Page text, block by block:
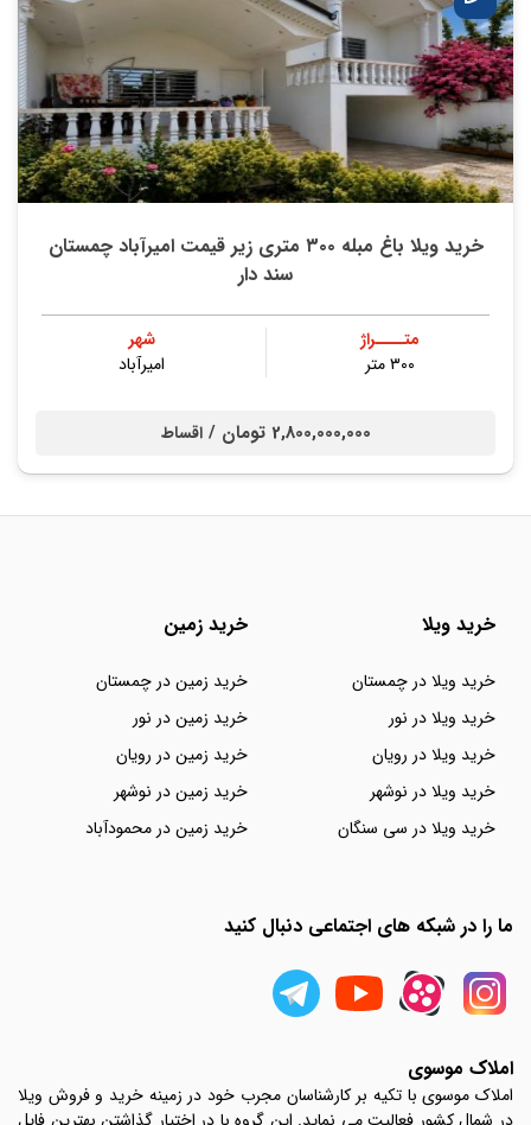
خرید ویلا باغ مبله ۳۰۰ متری زیر قیمت امیرآباد چمستان
سند دار
متــــراژ
۳۰۰ متر
شهر
امیرآباد
2,800,000,000 تومان / اقساط
خرید ویلا
خرید ویلا در چمستان
خرید ویلا در نور
خرید ویلا در رویان
خرید ویلا در نوشهر
خرید ویلا در سی سنگان
خرید زمین
خرید زمین در چمستان
خرید زمین در نور
خرید زمین در رویان
خرید زمین در نوشهر
خرید زمین در محمودآباد
ما را در شبکه های اجتماعی دنبال کنید
املاک موسوی
املاک موسوی با تکیه بر کارشناسان مجرب خود در زمینه خرید و فروش ویلا